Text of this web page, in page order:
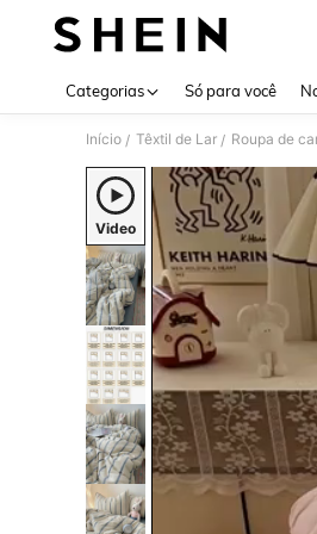
Categorias Só para você
Início / Têxtil de Lar / Roupa de
Video